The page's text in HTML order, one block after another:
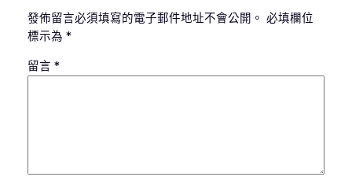
發佈留言必須填寫的電子郵件地址不會公開。 必填欄位
標示為 *
留言 *